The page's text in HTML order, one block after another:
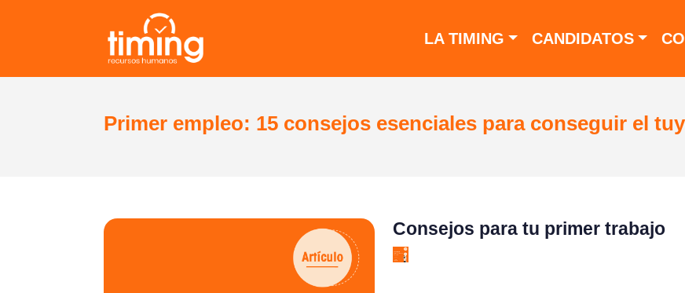
LA TIMING CANDIDATOS
Primer empleo: 15 consejos esenciales para conseguir el
Consejos para tu primer trabajo